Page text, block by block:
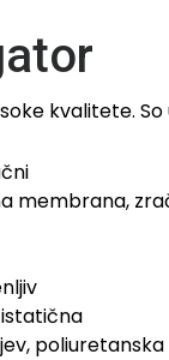
kvalitete.
membrana,